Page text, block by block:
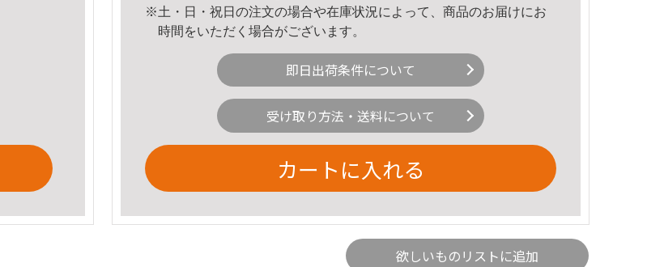
※土・日・祝日の注文の場合や在庫状況によって、商品のお届けにお
時間をいただく場合がございます。
即日出荷条件について
受け取り方法・送料について
カートに入れる
欲しいものリストに追加